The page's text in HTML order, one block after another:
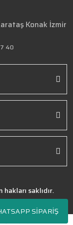
SİPARİŞ
Konak İzmir
40
saklıdır.